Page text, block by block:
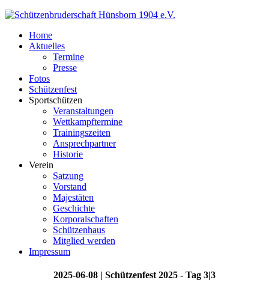
Home
Aktuelles
Termine
Presse
Fotos
Schützenfest
Sportschützen
Veranstaltungen
Wettkampftermine
Trainingszeiten
Ansprechpartner
Historie
Verein
Satzung
Vorstand
Majestäten
Geschichte
Korporalschaften
Schützenhaus
Mitglied werden
Impressum
2025-06-08 | Schützenfest 2025 - Tag 3|3